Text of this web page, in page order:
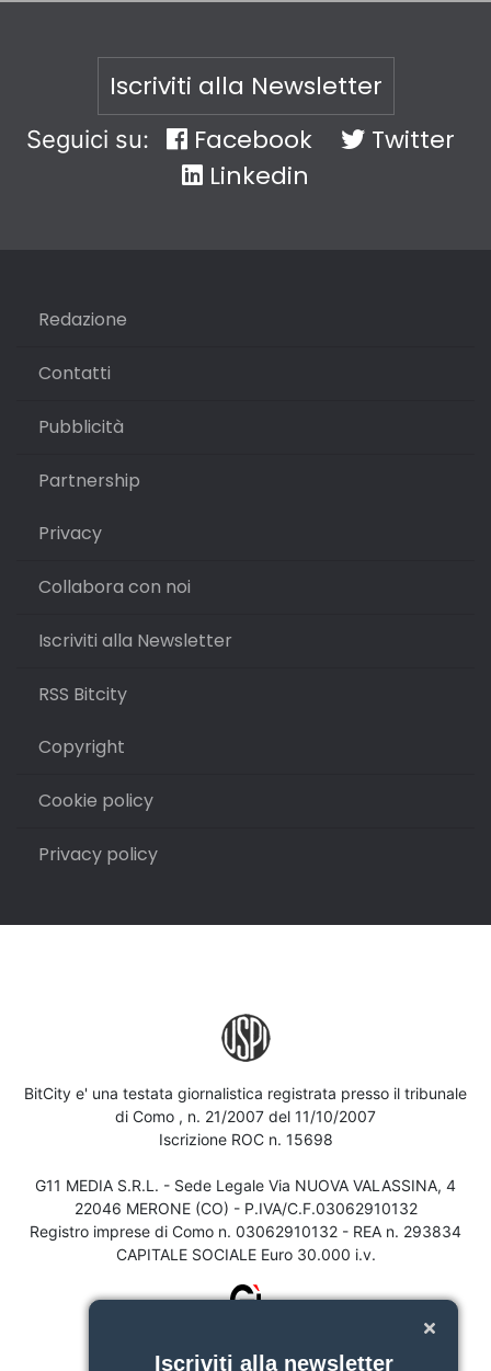
Iscriviti alla Newsletter
Seguici su: Facebook
Twitter
Linkedin
Redazione
Contatti
Pubblicità
Partnership
Privacy
Collabora con noi
Iscriviti alla Newsletter
RSS Bitcity
Copyright
Cookie policy
Privacy policy
BitCity e' una testata giornalistica registrata presso il tribunale
di Como , n. 21/2007 del 11/10/2007
Iscrizione ROC n. 15698
G11 MEDIA S.R.L. - Sede Legale Via NUOVA VALASSINA, 4
22046 MERONE (CO) - P.IVA/C.F.03062910132
Registro imprese di Como n. 03062910132 - REA n. 293834
CAPITALE SOCIALE Euro 30.000 i.v.
Iscriviti alla newsletter